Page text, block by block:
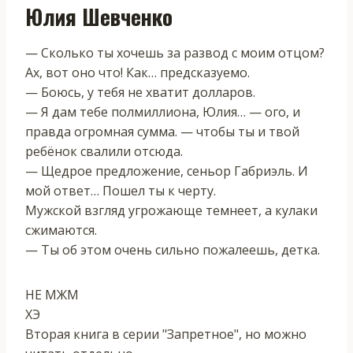
Юлия Шевченко
— Сколько ты хочешь за развод с моим отцом?
Ах, вот оно что! Как… предсказуемо.
— Боюсь, у тебя не хватит долларов.
— Я дам тебе полмиллиона, Юлия… — ого, и
правда огромная сумма. — чтобы ты и твой
ребёнок свалили отсюда.
— Щедрое предложение, сеньор Габриэль. И
мой ответ… Пошел ты к черту.
Мужской взгляд угрожающе темнеет, а кулаки
сжимаются.
— Ты об этом очень сильно пожалеешь, детка.
НЕ МЖМ
ХЭ
Вторая книга в серии "Запретное", но можно